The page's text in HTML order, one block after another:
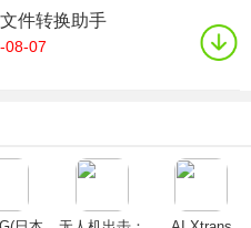
件转换助手
08-07